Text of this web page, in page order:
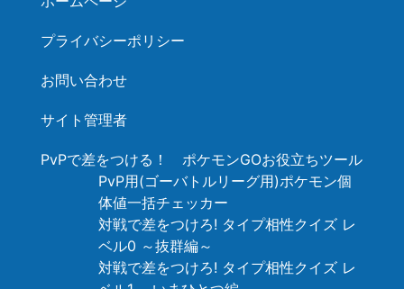
プライバシーポリシー
お問い合わせ
サイト管理者
PvPで差をつける！ ポケモンGOお役立ちツール
PvP用(ゴーバトルリーグ用)ポケモン個
体値一括チェッカー
対戦で差をつけろ! タイプ相性クイズ レ
ベル0 ～抜群編～
対戦で差をつけろ! タイプ相性クイズ レ